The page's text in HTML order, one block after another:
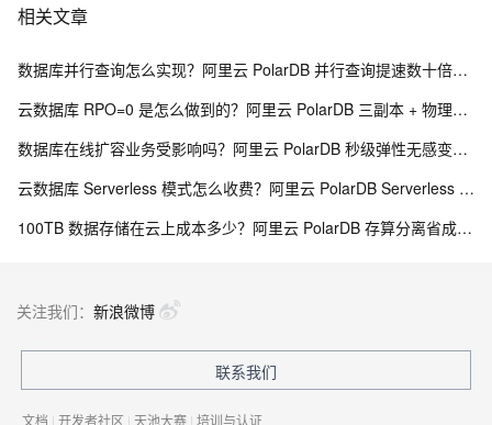
相关文章
数据库并行查询怎么实现？阿里云 PolarDB 并行查询提速数十倍解析
云数据库 RPO=0 是怎么做到的？阿里云 PolarDB 三副本 + 物理复制解析
数据库在线扩容业务受影响吗？阿里云 PolarDB 秒级弹性无感变配解析
云数据库 Serverless 模式怎么收费？阿里云 PolarDB Serverless 按需计费解析
100TB 数据存储在云上成本多少？阿里云 PolarDB 存算分离省成本解析
关注我们： 新浪微博
联系我们
文档 | 开发者社区 | 天池大赛 | 培训与认证